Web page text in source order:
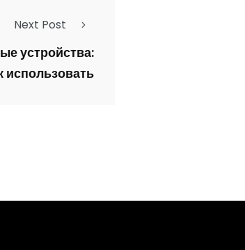
Next Post
устройства:
использовать